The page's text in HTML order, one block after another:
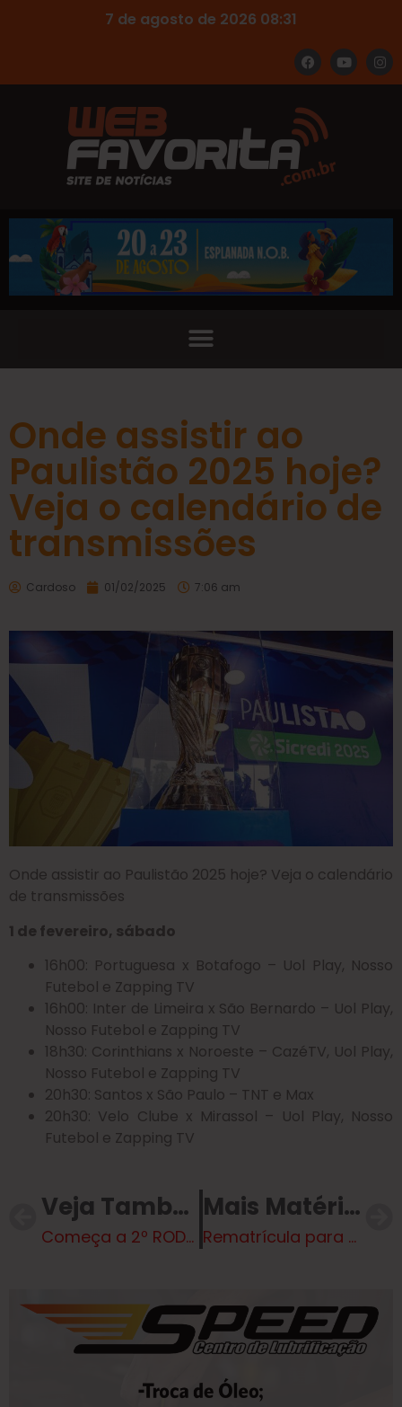
7 de agosto de 2026 08:31
Onde assistir ao
Paulistão 2025 hoje?
Veja o calendário de
transmissões
Cardoso 01/02/2025 7:06 am
Onde assistir ao Paulistão 2025 hoje? Veja o calendário
de transmissões
1 de fevereiro, sábado
16h00: Portuguesa x Botafogo – Uol Play, Nosso
Futebol e Zapping TV
16h00: Inter de Limeira x São Bernardo – Uol Play,
Nosso Futebol e Zapping TV
18h30: Corinthians x Noroeste – CazéTV, Uol Play,
Nosso Futebol e Zapping TV
20h30: Santos x São Paulo – TNT e Max
20h30: Velo Clube x Mirassol – Uol Play, Nosso
Futebol e Zapping TV
Veja Também
Começa a 2º RODADA DA LIGA FUT 7 INTERIOR DE FUTEBOL SOCIETY – EDIÇÃO 2025
Mais Matérias
Rematrícula para os projetos da Cultura iniciam nesta segunda-feira, dia 03 de fevereiro